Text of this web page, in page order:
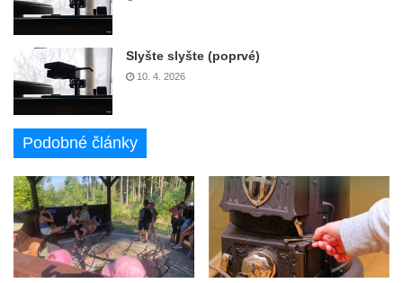
Slyšte slyšte (poprvé)
10. 4. 2026
Podobné články